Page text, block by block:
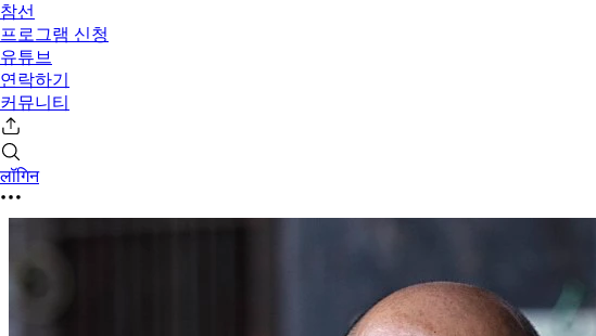
참선
프로그램 신청
유튜브
연락하기
커뮤니티
लॉगिन